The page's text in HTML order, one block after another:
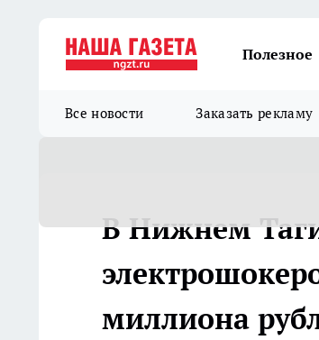
Полезное
Все новости Заказать рекламу
В Нижнем
миллиона